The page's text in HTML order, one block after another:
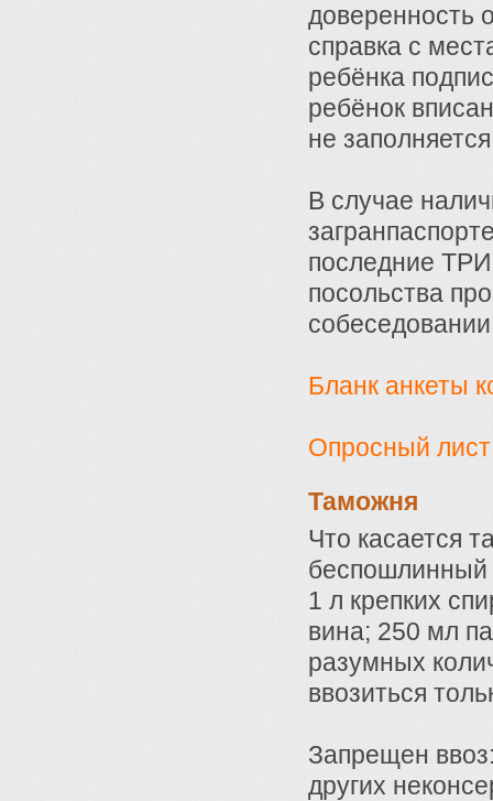
доверенность
справка с
ребёнка
ребёнок
не
В случае
последние ТРИ
посольства
Бланк анкеты
Опросный лист
Таможня
Что касается
беспошлинный
1 л крепких
вина; 250 мл
разумных
ввозиться
Запрещен
других